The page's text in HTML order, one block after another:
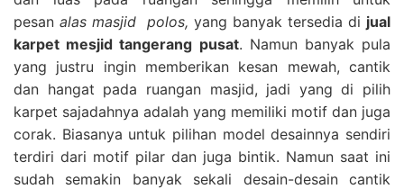
pesan alas masjid polos, yang banyak tersedia di jual
karpet mesjid tangerang pusat. Namun banyak pula
yang justru ingin memberikan kesan mewah, cantik
dan hangat pada ruangan masjid, jadi yang di pilih
karpet sajadahnya adalah yang memiliki motif dan juga
corak. Biasanya untuk pilihan model desainnya sendiri
terdiri dari motif pilar dan juga bintik. Namun saat ini
sudah semakin banyak sekali desain-desain cantik